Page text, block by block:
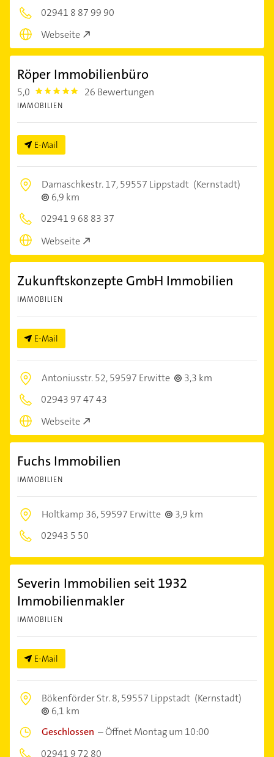
02941 8 87 99 90
Webseite
Röper Immobilienbüro
5,0 5.0 26 Bewertungen
IMMOBILIEN
E-Mail
Damaschkestr. 17,59557 Lippstadt (Kernstadt)
6,9 km
02941 9 68 83 37
Webseite
Zukunftskonzepte GmbH Immobilien
IMMOBILIEN
E-Mail
Antoniusstr. 52,59597 Erwitte
3,3 km
02943 97 47 43
Webseite
Fuchs Immobilien
IMMOBILIEN
Holtkamp 36,59597 Erwitte
3,9 km
02943 5 50
Severin Immobilien seit 1932
Immobilienmakler
IMMOBILIEN
E-Mail
Bökenförder Str. 8,59557 Lippstadt (Kernstadt)
6,1 km
Geschlossen –Öffnet Montag um 10:00
02941 9 72 80